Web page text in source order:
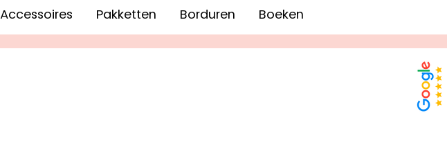
Accessoires Pakketten Borduren Boeken